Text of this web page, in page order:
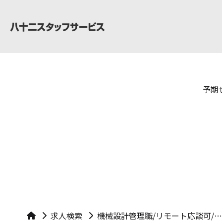
予期
求人検索 機械設計管理職/リモート応談可/年間休日120日